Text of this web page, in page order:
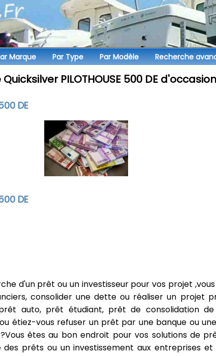
Marque ParType ParModèle Recherche
PILOTHOUSE 500 DE d'occasion
DE
DE
d'un prêt ou un investisseur pour vos projet
consolider une dette ou réaliser un projet
auto, prêt étudiant, prêt de consolidation
étiez-vous refuser un prêt par une banque ou
êtes au bon endroit pour vos solutions de
des prêts ou un investissement aux entreprises